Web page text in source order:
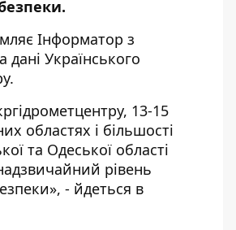
Інформатор з
Українського
13-15
областях і більшості
та Одеської області
рівень
- йдеться в